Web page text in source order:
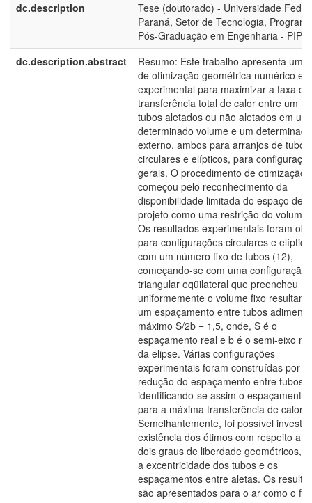
dc.description
Tese (doutorado) - Universidade
Paraná, Setor de Tecnologia,
Pós-Graduação em Engenharia - PIPE
dc.description.abstract
Resumo: Este trabalho apresenta um
de otimização geométrica numérico e
experimental para maximizar a taxa de
transferência total de calor entre um
tubos aletados ou não aletados em um
determinado volume e um
externo, ambos para arranjos de tubos
circulares e elípticos, para
gerais. O procedimento de otimização
começou pelo reconhecimento da
disponibilidade limitada do espaço de
projeto como uma restrição do volume
Os resultados experimentais foram
para configurações circulares e
com um número fixo de tubos (12),
começando-se com uma configuração
triangular eqüilateral que preencheu
uniformemente o volume fixo
um espaçamento entre tubos
máximo S/2b = 1,5, onde, S é o
espaçamento real e b é o semi-eixo
da elipse. Várias configurações
experimentais foram construídas por
redução do espaçamento entre tubos,
identificando-se assim o espaçamento
para a máxima transferência de calor.
Semelhantemente, foi possível
existência dos ótimos com respeito a
dois graus de liberdade geométricos,
a excentricidade dos tubos e os
espaçamentos entre aletas. Os
são apresentados para o ar como o